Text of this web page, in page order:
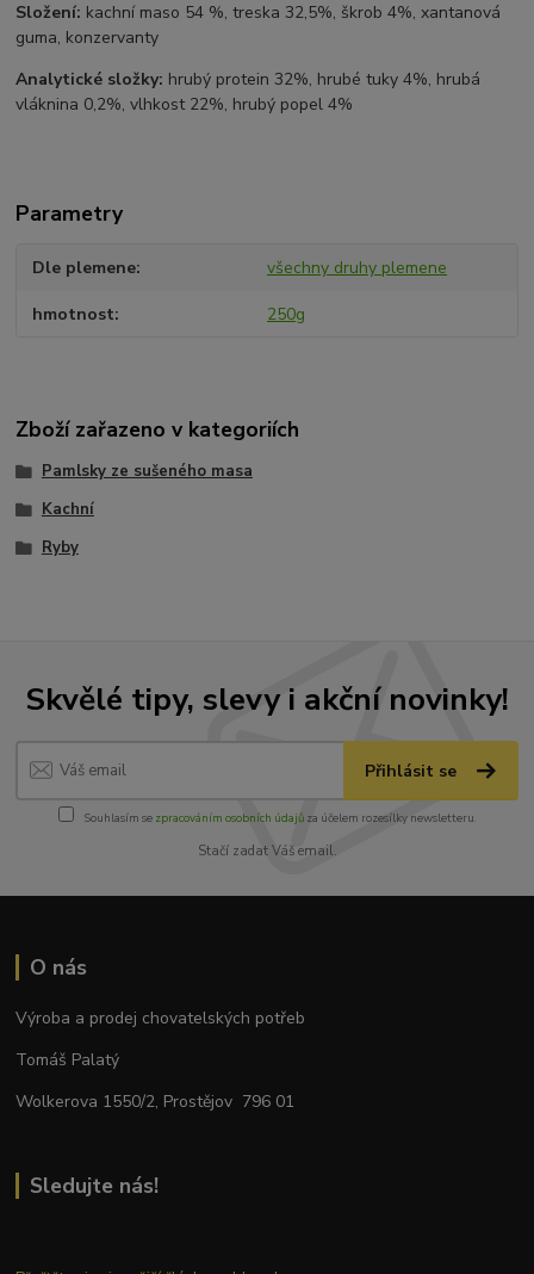
Složení: kachní maso 54 %, treska 32,5%, škrob 4%, xantanová
guma, konzervanty
Analytické složky: hrubý protein 32%, hrubé tuky 4%, hrubá
vláknina 0,2%, vlhkost 22%, hrubý popel 4%
Parametry
Dle plemene všechny druhy plemene
hmotnost 250g
Zboží zařazeno v kategoriích
Pamlsky ze sušeného masa
Kachní
Ryby
Skvělé tipy, slevy i akční novinky!
Přihlásit se
Souhlasím se zpracováním osobních údajůza účelem rozesílky newsletteru.
Stačí zadat Váš email.
O nás
Výroba a prodej chovatelských potřeb
Tomáš Palatý
Wolkerova 1550/2, Prostějov 796 01
Sledujte nás!